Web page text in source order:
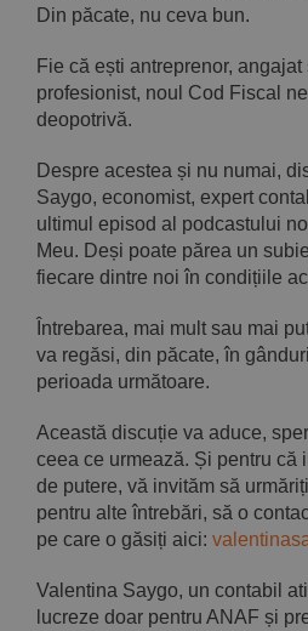
Din păcate, nu ceva bun.
Fie că ești antreprenor,
profesionist, noul Cod Fiscal
deopotrivă.
Despre acestea și nu numai,
Saygo, economist, expert
ultimul episod al podcastului
Meu. Deși poate părea un
fiecare dintre noi în condițiile
Întrebarea, mai mult sau mai
va regăsi, din păcate, în
perioada următoare.
Această discuție va aduce,
ceea ce urmează. Și pentru că
de putere, vă invităm să
pentru alte întrebări, să o
pe care o găsiți aici:
Valentina Saygo, un contabil
lucreze doar pentru ANAF și